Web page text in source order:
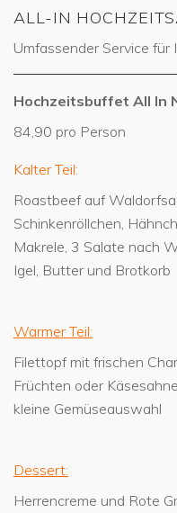
ALL-IN
Umfassender Service für
Hochzeitsbuffet All In
84,90 pro Person
Kalter Teil:
Roastbeef auf
Schinkenröllchen,
Makrele, 3 Salate nach
Igel, Butter und Brotkorb
Warmer Teil:
Filettopf mit frischen
Früchten oder
kleine Gemüseauswahl
Dessert:
Herrencreme und Rote